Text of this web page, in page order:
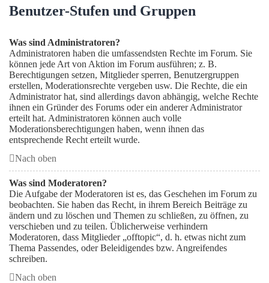
Benutzer-Stufen und Gruppen
Was sind Administratoren?
Administratoren haben die umfassendsten Rechte im Forum. Sie
können jede Art von Aktion im Forum ausführen; z. B.
Berechtigungen setzen, Mitglieder sperren, Benutzergruppen
erstellen, Moderationsrechte vergeben usw. Die Rechte, die ein
Administrator hat, sind allerdings davon abhängig, welche Rechte
ihnen ein Gründer des Forums oder ein anderer Administrator
erteilt hat. Administratoren können auch volle
Moderationsberechtigungen haben, wenn ihnen das
entsprechende Recht erteilt wurde.
Nach oben
Was sind Moderatoren?
Die Aufgabe der Moderatoren ist es, das Geschehen im Forum zu
beobachten. Sie haben das Recht, in ihrem Bereich Beiträge zu
ändern und zu löschen und Themen zu schließen, zu öffnen, zu
verschieben und zu teilen. Üblicherweise verhindern
Moderatoren, dass Mitglieder „offtopic“, d. h. etwas nicht zum
Thema Passendes, oder Beleidigendes bzw. Angreifendes
schreiben.
Nach oben